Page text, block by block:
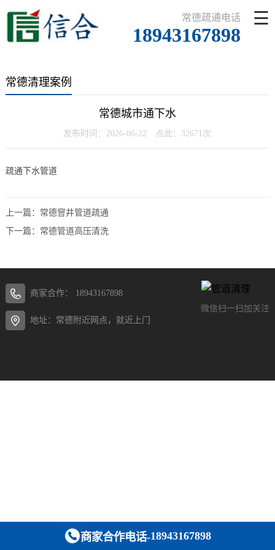
☰
常德疏通电话
18943167898
常德清理案例
常德城市通下水
发布时间：2026-06-22 点此：32671次
疏通下水管道
上一篇： 常德窨井管道疏通
下一篇： 常德管道高压清洗
微信扫一扫加关注
商家合作： 18943167898
地址：常德附近网点，就近上门
商家合作电话-18943167898